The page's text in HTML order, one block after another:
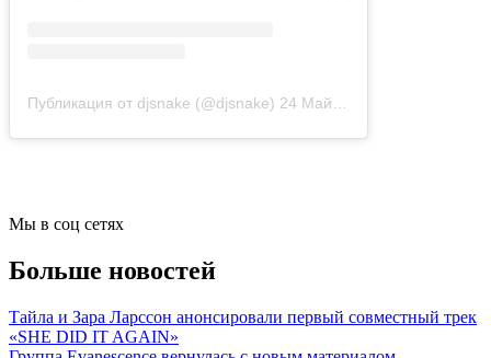
Публикация от djsnake (@djsnake) 24 Май 2019 в 11:09 PDT
Мы в соц сетях
Больше новостей
Тайла и Зара Ларссон анонсировали первый совместный трек
«SHE DID IT AGAIN»